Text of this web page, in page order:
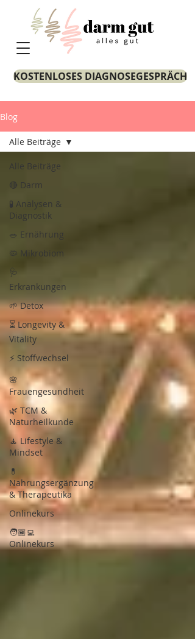
KOSTENLOSES DIAGNOSEGESPRÄCH
Blog
Alle Beiträge
🔴 Darm
🧪 Analysen &
Diagnostik
🥗 Ernährung
🦠 Mikrobiom
🩺
Erkrankungen
🌱 Detox
⏳ Longevity &
Vitality
⚡ Stoffwechsel
🌸
Frauengesundheit
🌿 TCM &
Naturheilkunde
🧘 Lifestyle &
Mindset
💊
Nahrungsergänzung
& Therapeutika
Onlinekurs
🧑🏾‍💻
Onlinekurs
Alle Beiträge